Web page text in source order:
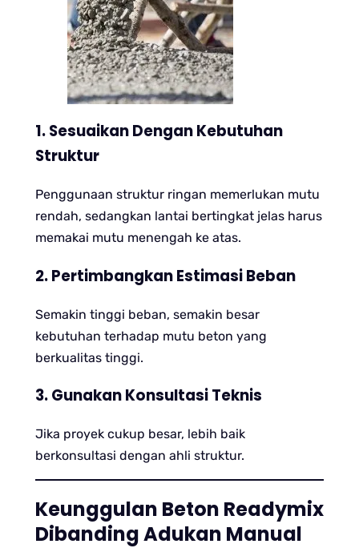
1. Sesuaikan Dengan Kebutuhan
Struktur
Penggunaan struktur ringan memerlukan mutu
rendah, sedangkan lantai bertingkat jelas harus
memakai mutu menengah ke atas.
2. Pertimbangkan Estimasi Beban
Semakin tinggi beban, semakin besar
kebutuhan terhadap mutu beton yang
berkualitas tinggi.
3. Gunakan Konsultasi Teknis
Jika proyek cukup besar, lebih baik
berkonsultasi dengan ahli struktur.
Keunggulan Beton Readymix
Dibanding Adukan Manual